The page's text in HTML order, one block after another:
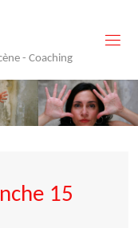
- Coaching
15